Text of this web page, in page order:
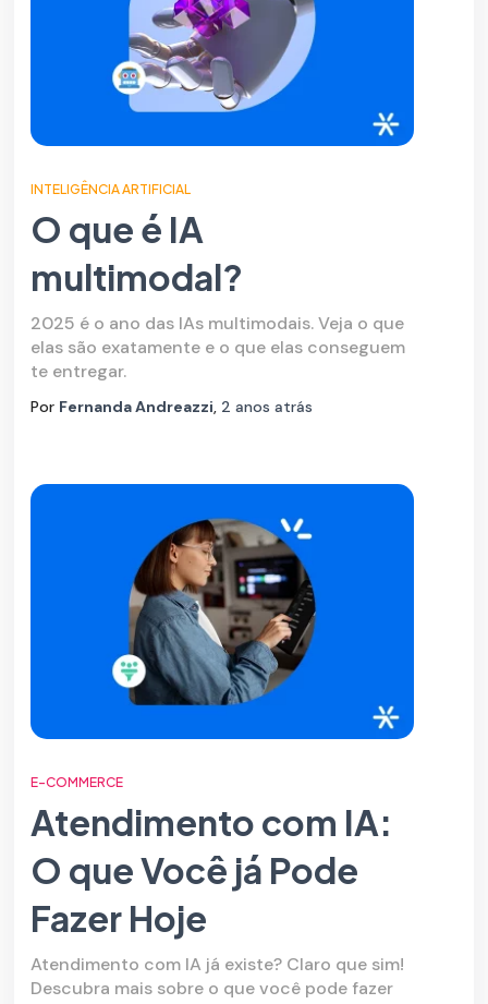
INTELIGÊNCIA ARTIFICIAL
O que é IA
multimodal?
2025 é o ano das IAs multimodais. Veja o que
elas são exatamente e o que elas conseguem
te entregar.
Por Fernanda Andreazzi 2 anos atrás
E-COMMERCE
Atendimento com IA:
O que Você já Pode
Fazer Hoje
Atendimento com IA já existe? Claro que sim!
Descubra mais sobre o que você pode fazer